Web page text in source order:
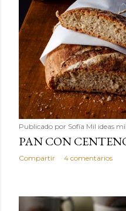
Publicado por Sofía Mil ideas
PAN CON
Compartir 4 comentarios